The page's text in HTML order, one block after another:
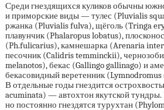
Среди гнездящихся куликов обычны
и приморские виды — тулес (Pluvialis
ржанка (Pluvialis fulva), щёголь (Tringa
плавунчик (Phalaropus lobatus),
(Ph.fulicarius), камнешарка (Arenaria
песочник (Calidris temminckii),
melanotos), бекас (Gallingo gallinago) и
бекасовидный веретенник (Lymnodromus
В отдельные годы гнездится
acuminata) — автохтон якутской
но постоянно гнездятся турухтан